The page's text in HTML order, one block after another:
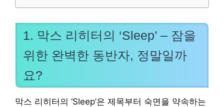
1. 막스 리히터의 ‘Sleep’ – 잠을
위한 완벽한 동반자, 정말일까
요?
막스 리히터의 ‘Sleep’은 제목부터 숙면을 약속하는